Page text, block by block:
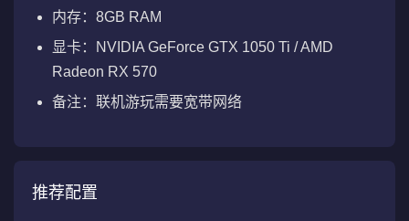
内存：8GB RAM
显卡：NVIDIA GeForce GTX 1050 Ti / AMD
Radeon RX 570
备注：联机游玩需要宽带网络
推荐配置